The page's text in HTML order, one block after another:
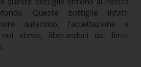
Queste bottiglie infatti
autentico, l’accettazione e
noi stessi, liberandoci dai limiti